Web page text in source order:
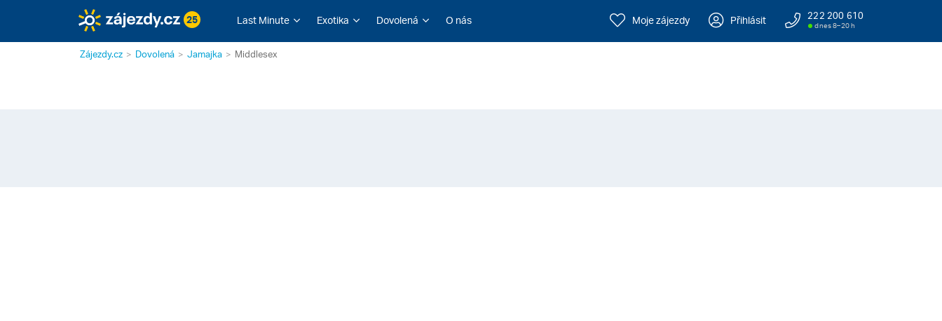
25 Last Minute Exotika Dovolená O nás Moje zájezdy Přihlásit 222 200 610
dnes 8–20 h
Zájezdy.cz Dovolená Jamajka Middlesex